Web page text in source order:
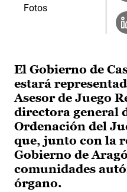
El Gobierno de
estará
Asesor de Juego
directora general
Ordenación del
que, junto con la
Gobierno de
comunidades
órgano.
Fotos